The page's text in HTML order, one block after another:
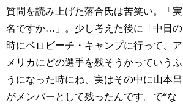
質問を読み上げた落合氏は苦笑い。「実
名ですか…」。少し考えた後に「中日の
時にベロビーチ・キャンプに行って、ア
メリカにどの選手を残そうかっていうふ
うになった時にね、実はその中に山本昌
がメンバーとして残ったんです。で“な